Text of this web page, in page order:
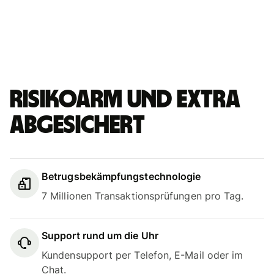
Risikoarm und extra
abgesichert
Betrugsbekämpfungstechnologie
7 Millionen Transaktionsprüfungen pro Tag.
Support rund um die Uhr
Kundensupport per Telefon, E-Mail oder im
Chat.